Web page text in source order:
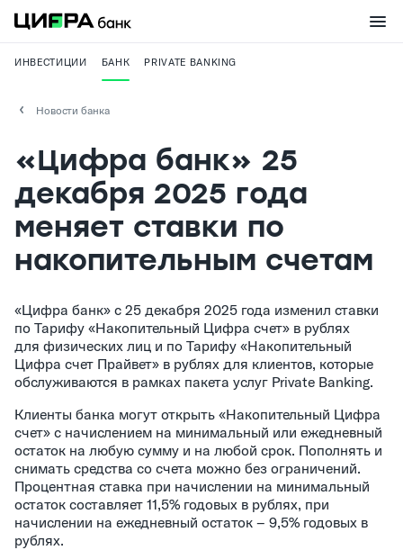
ИНВЕСТИЦИИ БАНК PRIVATE BANKING
Новости банка
«Цифра банк» 25
декабря 2025 года
меняет ставки по
накопительным счетам
«Цифра банк» с 25 декабря 2025 года изменил ставки
по Тарифу «Накопительный Цифра счет» в рублях
для физических лиц и по Тарифу «Накопительный
Цифра счет Прайвет» в рублях для клиентов, которые
обслуживаются в рамках пакета услуг Private Banking.
Клиенты банка могут открыть «Накопительный Цифра
счет» с начислением на минимальный или ежедневный
остаток на любую сумму и на любой срок. Пополнять и
снимать средства со счета можно без ограничений.
Процентная ставка при начислении на минимальный
остаток составляет 11,5% годовых в рублях, при
начислении на ежедневный остаток – 9,5% годовых в
рублях.